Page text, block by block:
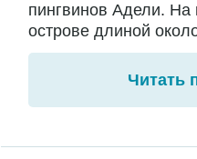
пингвинов Адели. На
острове длиной
Читать